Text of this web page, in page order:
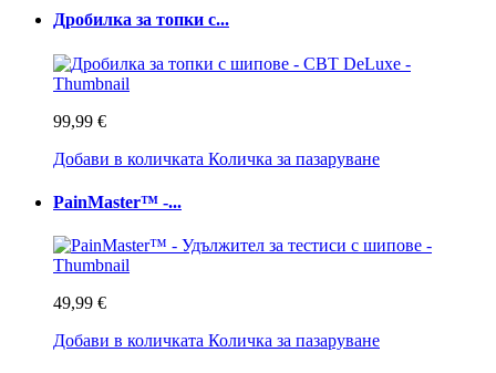
Дробилка за топки с...
99,99 €
Добави в количката Количка за пазаруване
PainMaster™ -...
49,99 €
Добави в количката Количка за пазаруване